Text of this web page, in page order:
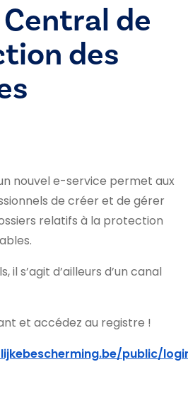
de
des
nouvel e-service permet aux
de créer et de gérer
relatifs à la protection
il s’agit d’ailleurs d’un canal
et accédez au registre !
public/